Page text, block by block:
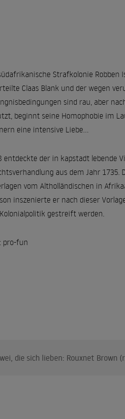
Strafkolonie Robben
Claas Blank und der wegen
sind rau, aber
beginnt seine Homophobie im
eine intensive Liebe...
entdeckte der in kapstadt lebende
aus dem Jahr 1735.
vom Altholländischen in
inszenierte er nach dieser
gestreift werden.
pro-fun
die sich lieben: Rouxnet Brown